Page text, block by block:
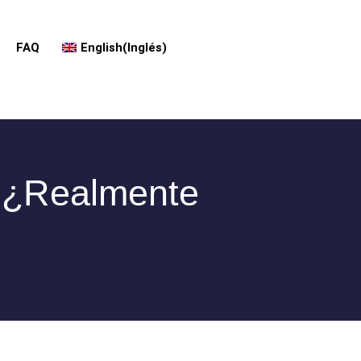
FAQ English(Inglés)
¿realmente